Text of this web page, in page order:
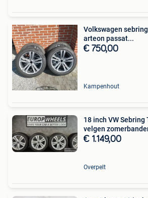
Volkswagen
arteon passat...
€ 750,00
Kampenhout
18 inch VW Sebring
velgen
€ 1.149,00
Overpelt